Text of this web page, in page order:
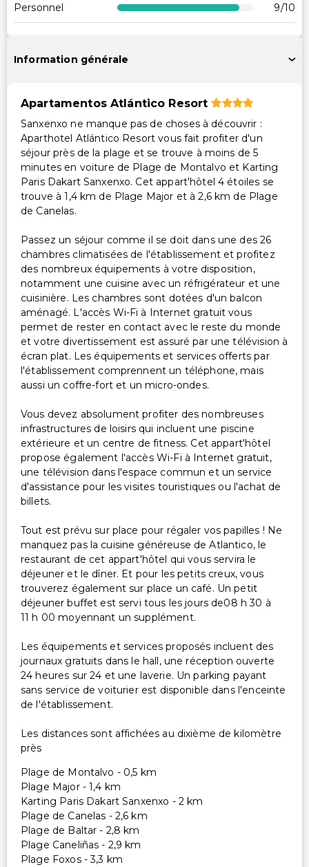
Services supplémentaires
Service de ménage sur demande
Personnel
9/10
Information générale
Apartamentos Atlántico Resort
Sanxenxo ne manque pas de choses à découvrir :
Aparthotel Atlántico Resort vous fait profiter d'un
séjour près de la plage et se trouve à moins de 5
minutes en voiture de Plage de Montalvo et Karting
Paris Dakart Sanxenxo. Cet appart'hôtel 4 étoiles se
trouve à 1,4 km de Plage Major et à 2,6 km de Plage
de Canelas.
Passez un séjour comme il se doit dans une des 26
chambres climatisées de l'établissement et profitez
des nombreux équipements à votre disposition,
notamment une cuisine avec un réfrigérateur et une
cuisinière. Les chambres sont dotées d'un balcon
aménagé. L'accès Wi-Fi à Internet gratuit vous
permet de rester en contact avec le reste du monde
et votre divertissement est assuré par une télévision à
écran plat. Les équipements et services offerts par
l'établissement comprennent un téléphone, mais
aussi un coffre-fort et un micro-ondes.
Vous devez absolument profiter des nombreuses
infrastructures de loisirs qui incluent une piscine
extérieure et un centre de fitness. Cet appart'hôtel
propose également l'accès Wi-Fi à Internet gratuit,
une télévision dans l'espace commun et un service
d'assistance pour les visites touristiques ou l'achat de
billets.
Tout est prévu sur place pour régaler vos papilles ! Ne
manquez pas la cuisine généreuse de Atlantico, le
restaurant de cet appart'hôtel qui vous servira le
déjeuner et le dîner. Et pour les petits creux, vous
trouverez également sur place un café. Un petit
déjeuner buffet est servi tous les jours de08 h 30 à
11 h 00 moyennant un supplément.
Les équipements et services proposés incluent des
journaux gratuits dans le hall, une réception ouverte
24 heures sur 24 et une laverie. Un parking payant
sans service de voiturier est disponible dans l'enceinte
de l'établissement.
Les distances sont affichées au dixième de kilomètre
près
Plage de Montalvo - 0,5 km
Plage Major - 1,4 km
Karting Paris Dakart Sanxenxo - 2 km
Plage de Canelas - 2,6 km
Plage de Baltar - 2,8 km
Plage Caneliñas - 2,9 km
Plage Foxos - 3,3 km